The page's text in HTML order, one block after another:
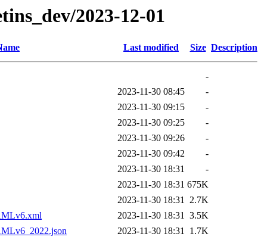
2023-12-01
Last modified Size Description
-
2023-11-30 08:45
-
2023-11-30 09:15
-
2023-11-30 09:25
-
2023-11-30 09:26
-
2023-11-30 09:42
-
2023-11-30 18:31
-
2023-11-30 18:31 675K
2023-11-30 18:31 2.7K
2023-11-30 18:31 3.5K
2023-11-30 18:31 1.7K